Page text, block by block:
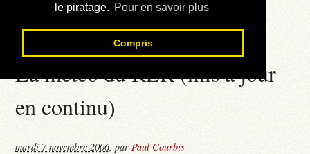
le piratage. Pour en savoir plus
Compris
Contact
La météo du RER (mis à jour
en continu)
mardi 7 novembre 2006,parPaul Courbis